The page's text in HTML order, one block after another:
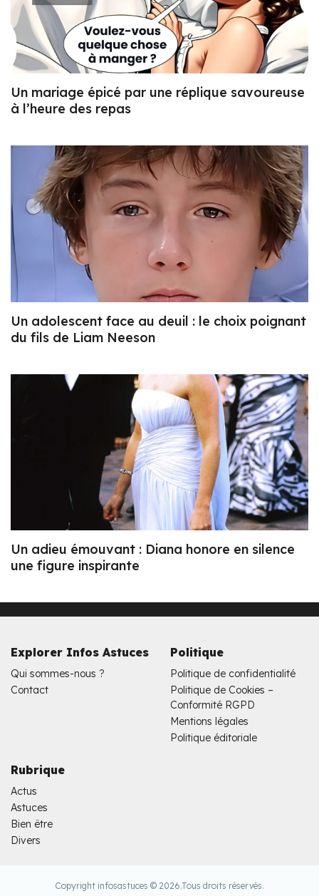
Un mariage épicé par une réplique savoureuse
à l’heure des repas
Un adolescent face au deuil : le choix poignant
du fils de Liam Neeson
Un adieu émouvant : Diana honore en silence
une figure inspirante
Explorer Infos Astuces
Qui sommes-nous ?
Contact
Politique
Politique de confidentialité
Politique de Cookies –
Conformité RGPD
Mentions légales
Politique éditoriale
Rubrique
Actus
Astuces
Bien être
Divers
Copyright infosastuces © 2026.Tous droits réservés.